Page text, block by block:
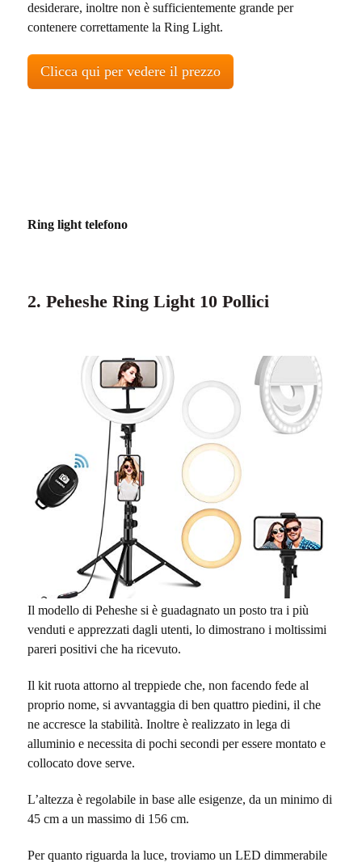
desiderare, inoltre non è sufficientemente grande per
contenere correttamente la Ring Light.
Clicca qui per vedere il prezzo
Ring light telefono
2. Peheshe Ring Light 10 Pollici
Il modello di Peheshe si è guadagnato un posto tra i più
venduti e apprezzati dagli utenti, lo dimostrano i moltissimi
pareri positivi che ha ricevuto.
Il kit ruota attorno al treppiede che, non facendo fede al
proprio nome, si avvantaggia di ben quattropiedini, il che
ne accresce la stabilità. Inoltre è realizzato in lega di
alluminio e necessita di pochi secondi per essere montato e
collocato dove serve.
L’altezza è regolabile in base alle esigenze, da un minimo di
45 cm a un massimo di 156 cm.
Per quanto riguarda la luce, troviamo un LED dimmerabile